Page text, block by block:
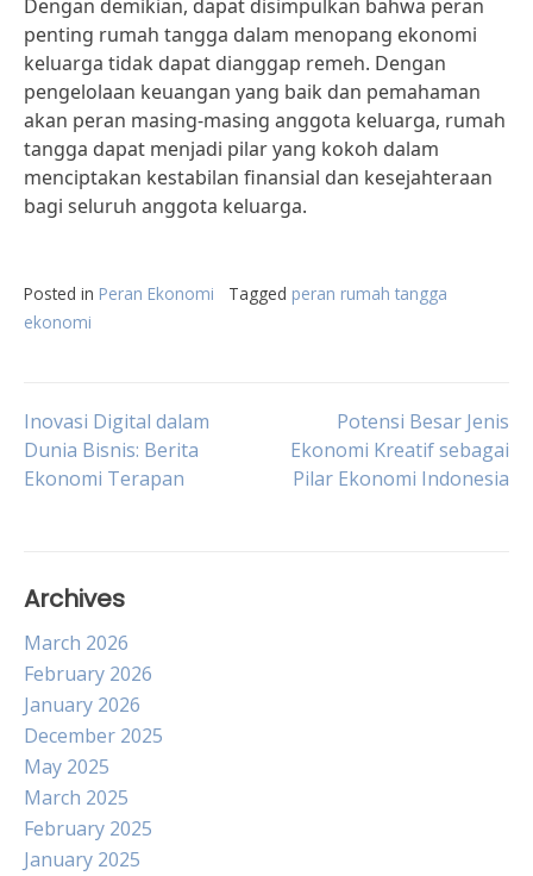
Dengan demikian, dapat disimpulkan bahwa peran
penting rumah tangga dalam menopang ekonomi
keluarga tidak dapat dianggap remeh. Dengan
pengelolaan keuangan yang baik dan pemahaman
akan peran masing-masing anggota keluarga, rumah
tangga dapat menjadi pilar yang kokoh dalam
menciptakan kestabilan finansial dan kesejahteraan
bagi seluruh anggota keluarga.
Posted in Peran Ekonomi Tagged peran rumah tangga
ekonomi
Post
navigation
Inovasi Digital dalam
Dunia Bisnis: Berita
Ekonomi Terapan
Potensi Besar Jenis
Ekonomi Kreatif sebagai
Pilar Ekonomi Indonesia
Archives
March 2026
February 2026
January 2026
December 2025
May 2025
March 2025
February 2025
January 2025